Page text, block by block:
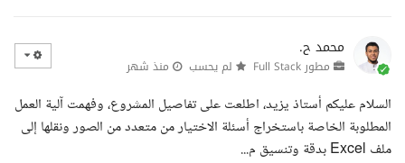
محمد ح.
مطور Full Stack لم يحسب منذ شهر
السلام عليكم أستاذ يزيد، اطلعت على تفاصيل المشروع، وفهمت آلية العمل
المطلوبة الخاصة باستخراج أسئلة الاختيار من متعدد من الصور ونقلها إلى
ملف Excel بدقة وتنسيق م...